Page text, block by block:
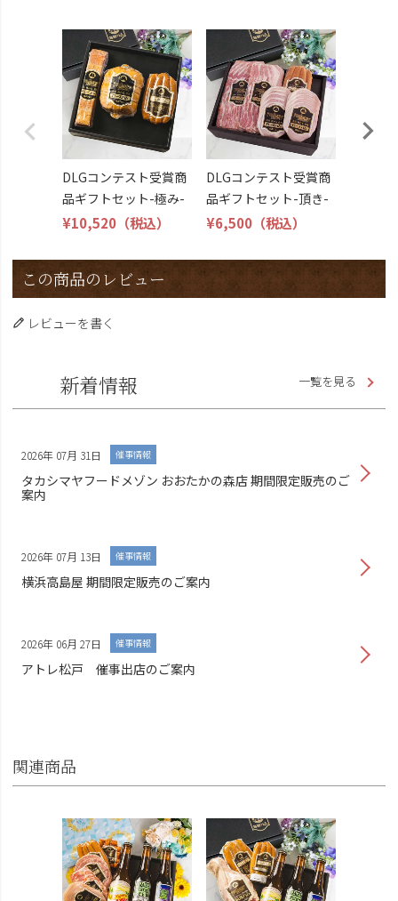
DLGコンテスト受賞商
品ギフトセット-極み-
¥10,520 （税込）
DLGコンテスト受賞商
品ギフトセット-頂き-
¥6,500 （税込）
この商品のレビュー
レビューを書く
新着情報 一覧を見る
2026年 07月 31日 催事情報
タカシマヤフードメゾン おおたかの森店 期間限定販売のご
案内
2026年 07月 13日 催事情報
横浜高島屋 期間限定販売のご案内
2026年 06月 27日 催事情報
アトレ松戸 催事出店のご案内
関連商品